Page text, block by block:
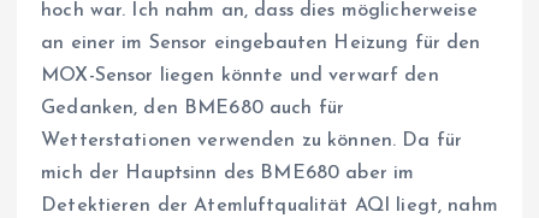
hoch war. Ich nahm an, dass dies möglicherweise
an einer im Sensor eingebauten Heizung für den
MOX-Sensor liegen könnte und verwarf den
Gedanken, den BME680 auch für
Wetterstationen verwenden zu können. Da für
mich der Hauptsinn des BME680 aber im
Detektieren der Atemluftqualität AQI liegt, nahm